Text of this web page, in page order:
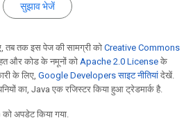
सुझाव भेजें
तक इस पेज की सामग्री को Creative Commons
और कोड के नमूनों को Apache 2.0 License के
के लिए, Google Developers साइट नीतियां देखें.
का, Java एक रजिस्टर किया हुआ ट्रेडमार्क है.
अपडेट किया गया.